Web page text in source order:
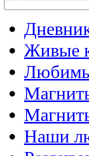
Живые
Наши